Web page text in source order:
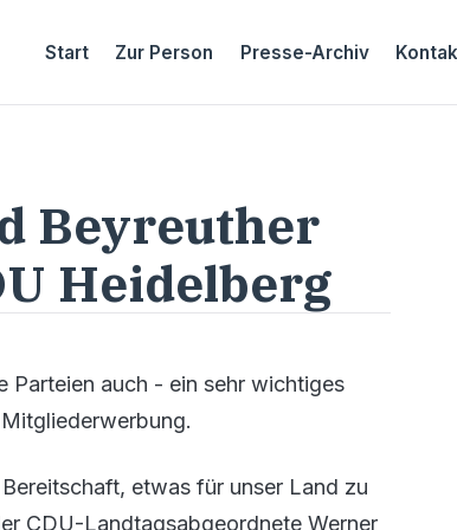
Start Zur Person Presse-Archiv
Beyreuther
Heidelberg
auch - ein sehr wichtiges
etwas für unser Land zu
CDU-Landtagsabgeordnete Werner